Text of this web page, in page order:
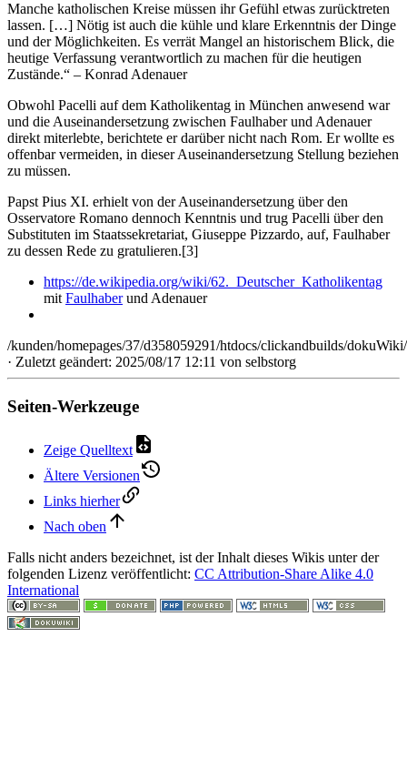
Manche katholischen Kreise müssen ihr Gefühl etwas zurücktreten
lassen. […] Nötig ist auch die kühle und klare Erkenntnis der Dinge
und der Möglichkeiten. Es verrät Mangel an historischem Blick, die
heutige Verfassung verantwortlich zu machen für die heutigen
Zustände.“ – Konrad Adenauer
Obwohl Pacelli auf dem Katholikentag in München anwesend war
und die Auseinandersetzung zwischen Faulhaber und Adenauer
direkt miterlebte, berichtete er darüber nicht nach Rom. Er wollte es
offenbar vermeiden, in dieser Auseinandersetzung Stellung beziehen
zu müssen.
Papst Pius XI. erhielt von der Auseinandersetzung über den
Osservatore Romano dennoch Kenntnis und trug Pacelli über den
Substituten im Staatssekretariat, Giuseppe Pizzardo, auf, Faulhaber
zu dessen Rede zu gratulieren.[3]
https://de.wikipedia.org/wiki/62._Deutscher_Katholikentag
mit Faulhaberund Adenauer
/kunden/homepages/37/d358059291/htdocs/clickandbuilds/
· Zuletzt geändert: 2025/08/17 12:11 von selbstorg
Seiten-Werkzeuge
Zeige Quelltext
Ältere Versionen
Links hierher
Nach oben
Falls nicht anders bezeichnet, ist der Inhalt dieses Wikis unter der
folgenden Lizenz veröffentlicht: CC Attribution-Share Alike 4.0
International